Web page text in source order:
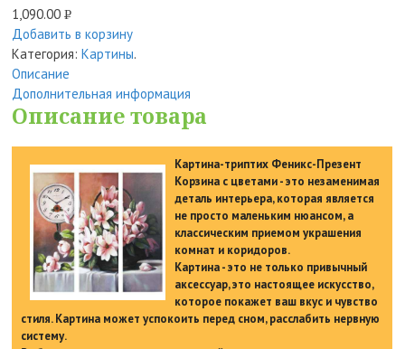
1,090.00Р
УБ.
Добавить в корзину
Категория:Картины.
Описание
Дополнительная информация
Описание товара
Картина-триптих Феникс-Презент
Корзина с цветами - это незаменимая
деталь интерьера, которая является
не просто маленьким нюансом, а
классическим приемом украшения
комнат и коридоров.
Картина - это не только привычный
аксессуар, это настоящее искусство,
которое покажет ваш вкус и чувство
стиля. Картина может успокоить перед сном, расслабить нервную
систему.